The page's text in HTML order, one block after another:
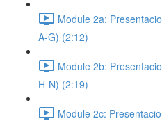
Module 2a:
A-G) (2:12)
Module 2b:
H-N) (2:19)
Module 2c: